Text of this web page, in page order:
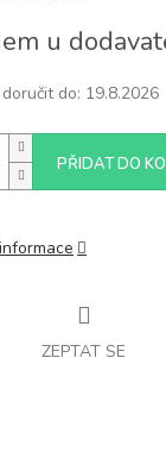
u
do: 19.8.2026
PŘIDAT DO
ZEPTAT SE